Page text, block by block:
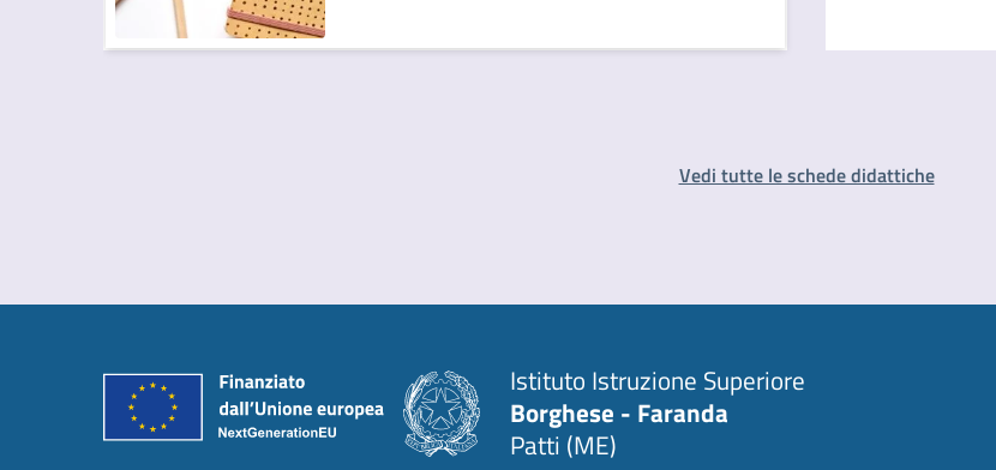
Vedi tutte le schede didattiche
Istituto Istruzione Superiore
Borghese - Faranda
Patti (ME)